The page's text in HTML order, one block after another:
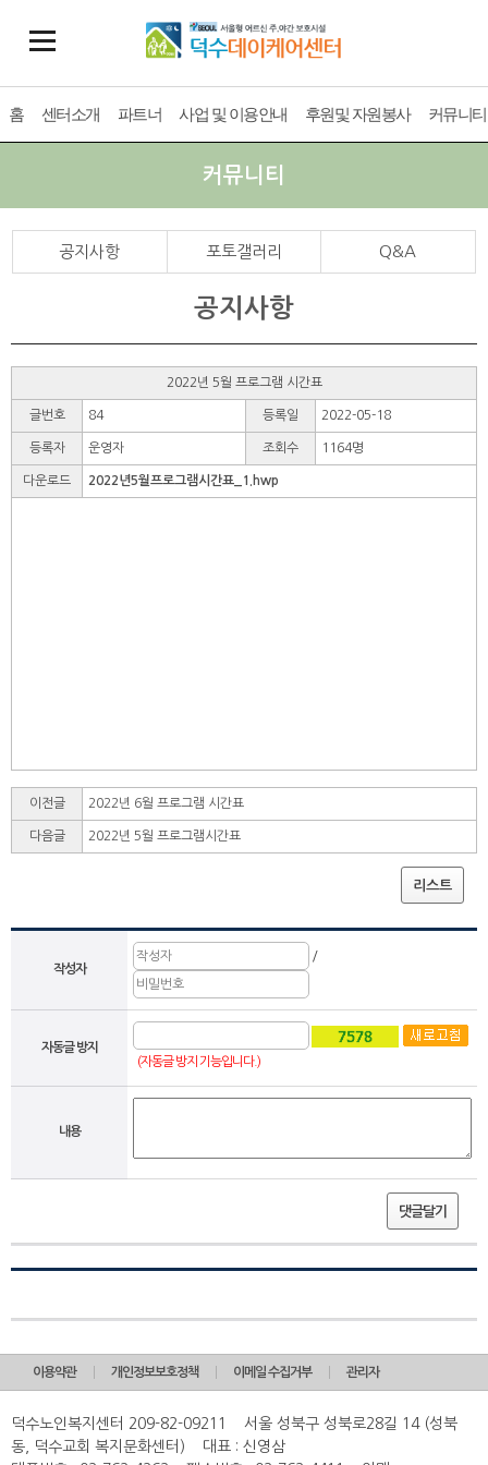
홈 센터소개 파트너 사업 및 이용안내 후원및 자원봉사 커뮤니티
커뮤니티
공지사항 포토갤러리 Q&A
공지사항
2022년 5월 프로그램 시간표
글번호 84 등록일 2022-05-18
등록자 운영자 조회수 1164명
다운로드 2022년5월프로그램시간표_1.hwp
이전글 2022년 6월 프로그램 시간표
다음글 2022년 5월 프로그램시간표
리스트
작성자
/
자동글 방지
(자동글 방지 기능입니다.)
내용
댓글달기
이용약관 개인정보보호정책 이메일 수집거부 관리자
덕수노인복지센터 209-82-09211 서울 성북구 성북로28길 14 (성북
동, 덕수교회 복지문화센터) 대표 : 신영삼